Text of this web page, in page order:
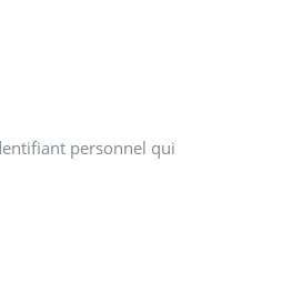
personnel qui